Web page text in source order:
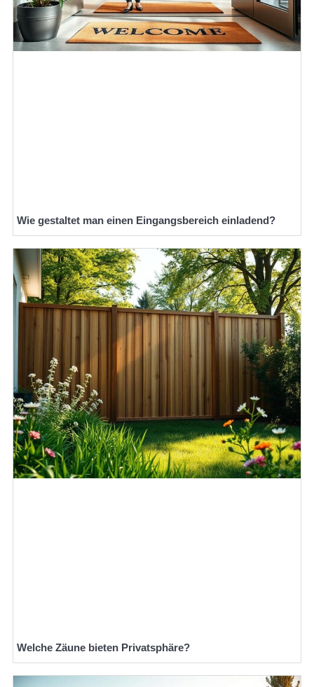
Wie gestaltet man einen Eingangsbereich einladend?
Welche Zäune bieten Privatsphäre?